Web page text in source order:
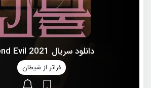
دانلود سریال 2021 Beyond Evil
فراتر از شیطان